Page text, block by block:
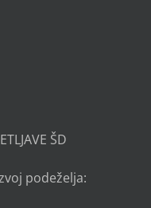
ŠD
podeželja: